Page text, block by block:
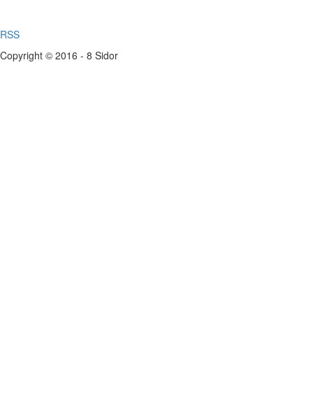
RSS
Copyright © 2016 - 8 Sidor